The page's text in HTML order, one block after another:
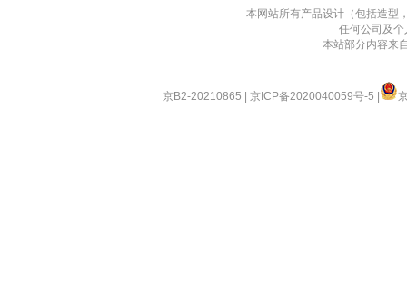
本网站所有产品设计（包括造型
任何公司及
本站部分内容来
京B2-20210865 京ICP备2020040059号-5